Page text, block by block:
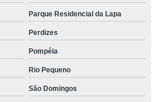
Parque Residencial da Lapa
Perdizes
Pompéia
Rio Pequeno
São Domingos